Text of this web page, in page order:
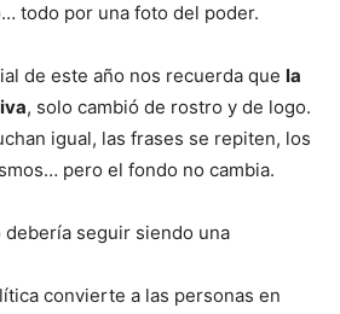
todo por una foto del poder.
de este año nos recuerda que la
, solo cambió de rostro y de logo.
igual, las frases se repiten, los
pero el fondo no cambia.
debería seguir siendo una
convierte a las personas en